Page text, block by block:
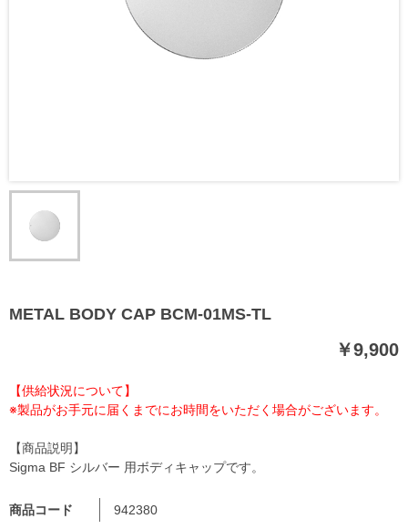
METAL BODY CAP BCM-01MS-TL
￥9,900
商品コード 942380
【供給状況について】
※製品がお手元に届くまでにお時間をいただく場合がございます。
【商品説明】
Sigma BF シルバー 用ボディキャップです。